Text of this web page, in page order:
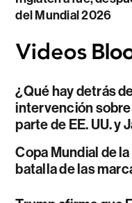
del Mundial 2026
¿Qué hay detrás
intervención
parte de EE. UU. y
Copa Mundial de la
batalla de las